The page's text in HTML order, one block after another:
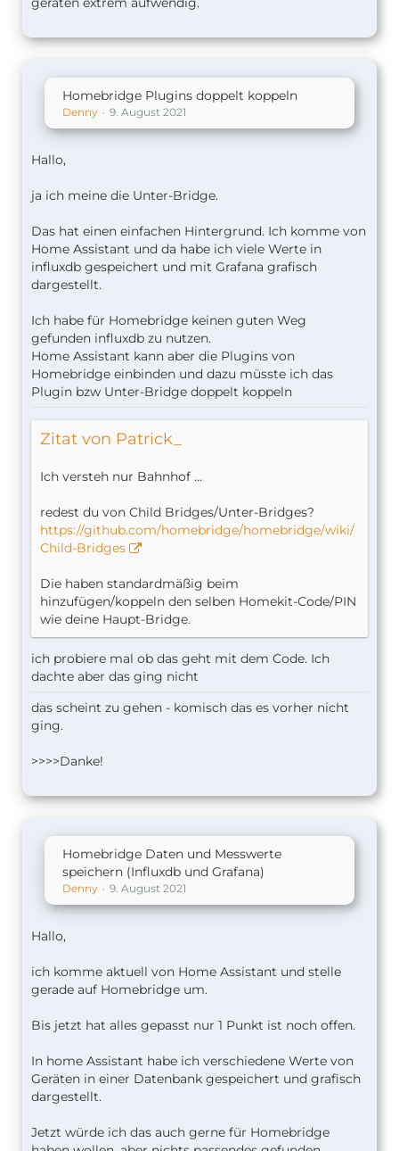
Homebridge Plugins doppelt koppeln
Denny 9. August 2021
Hallo,
ja ich meine die Unter-Bridge.
Das hat einen einfachen Hintergrund. Ich komme von
Home Assistant und da habe ich viele Werte in
influxdb gespeichert und mit Grafana grafisch
dargestellt.
Ich habe für Homebridge keinen guten Weg
gefunden influxdb zu nutzen.
Home Assistant kann aber die Plugins von
Homebridge einbinden und dazu müsste ich das
Plugin bzw Unter-Bridge doppelt koppeln
Zitat von Patrick_
Ich versteh nur Bahnhof ...
redest du von Child Bridges/Unter-Bridges?
https://github.com/homebridge/homebridge/wiki/
Child-Bridges
Die haben standardmäßig beim
hinzufügen/koppeln den selben Homekit-Code/PIN
wie deine Haupt-Bridge.
ich probiere mal ob das geht mit dem Code. Ich
dachte aber das ging nicht
das scheint zu gehen - komisch das es vorher nicht
ging.
>>>>Danke!
Homebridge Daten und Messwerte
speichern (Influxdb und Grafana)
Denny 9. August 2021
Hallo,
ich komme aktuell von Home Assistant und stelle
gerade auf Homebridge um.
Bis jetzt hat alles gepasst nur 1 Punkt ist noch offen.
In home Assistant habe ich verschiedene Werte von
Geräten in einer Datenbank gespeichert und grafisch
dargestellt.
Jetzt würde ich das auch gerne für Homebridge